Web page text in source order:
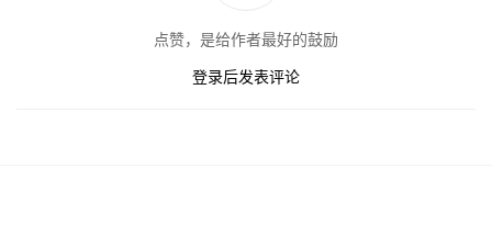
点赞，是给作者最好的鼓励
登录后发表评论